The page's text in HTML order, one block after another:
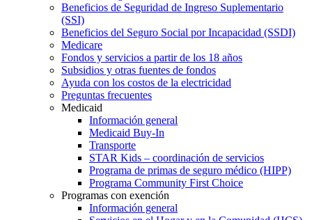
Beneficios de Seguridad de Ingreso Suplementario
(SSI)
Beneficios del Seguro Social por Incapacidad (SSDI)
Medicare
Fondos y servicios a partir de los 18 años
Subsidios y otras fuentes de fondos
Ayuda con los costos de la electricidad
Preguntas frecuentes
Medicaid
Información general
Medicaid Buy-In
Transporte
STAR Kids – coordinación de servicios
Programa de primas de seguro médico (HIPP)
Programa Community First Choice
Programas con exención
Información general